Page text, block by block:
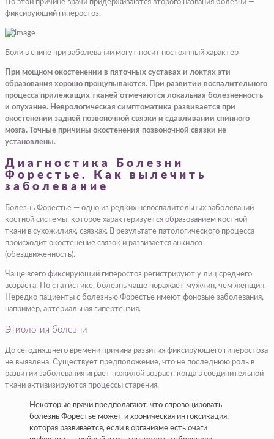
По этой причине врачи придерживаются второго названия болезни —
фиксирующий гиперостоз.
Боли в спине при заболевании могут носит постоянный характер
При мощном окостенении в пяточных суставах и локтях эти
образования хорошо прощупываются. При развитии воспалительного
процесса прилежащих тканей отмечаются локальная болезненность
и опухание. Неврологическая симптоматика развивается при
окостенении задней позвоночной связки и сдавливании спинного
мозга. Точные причины окостенения позвоночной связки не
установлены.
Диагностика Болезни
Форестье. Как вылечить
заболевание
Болезнь Форестье — одно из редких невоспалительных заболеваний
костной системы, которое характеризуется образованием костной
ткани в сухожилиях, связках. В результате патологического процесса
происходит окостенение связок и развивается анкилоз
(обездвиженность).
Чаще всего фиксирующий гиперостоз регистрируют у лиц среднего
возраста. По статистике, болезнь чаще поражает мужчин, чем женщин.
Нередко пациенты с болезнью Форестье имеют фоновые заболевания,
например, артериальная гипертензия.
Этиология болезни
До сегодняшнего времени причина развития фиксирующего гиперостоза
не выявлена. Существует предположение, что не последнюю роль в
развитии заболевания играет пожилой возраст, когда в соединительной
ткани активизируются процессы старения.
Некоторые врачи предполагают, что спровоцировать
болезнь Форестье может и хроническая интоксикация,
которая развивается, если в организме есть очаги